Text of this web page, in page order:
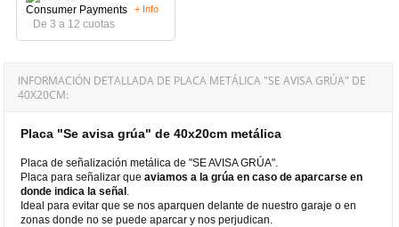
De 3 a 12 cuotas
+ Info
INFORMACIÓN DETALLADA DE PLACA METÁLICA "SE AVISA GRÚA" DE
40X20CM:
Placa "Se avisa grúa" de 40x20cm metálica
Placa de señalización metálica de "SE AVISA GRÚA".
Placa para señalizar queaviamos a la grúa en caso de aparcarse en
donde indica la señal
Ideal para evitar que se nos aparquen delante de nuestro garaje o en
zonas donde no se puede aparcar y nos perjudican.